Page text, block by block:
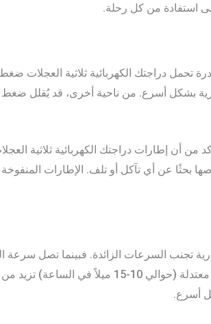
استفادة من كل رحلة.
تحمل دراجتك الكهربائية ثلاثية
بشكل أسرع. من ناحية أخرى، قد يُقلل ضغط
من أن إطارات دراجتك الكهربائية ثلاثية
بحثًا عن أي تآكل أو تلف. الإطارات
الساعة (حسب الطراز)، فإن القيادة
أسرع.